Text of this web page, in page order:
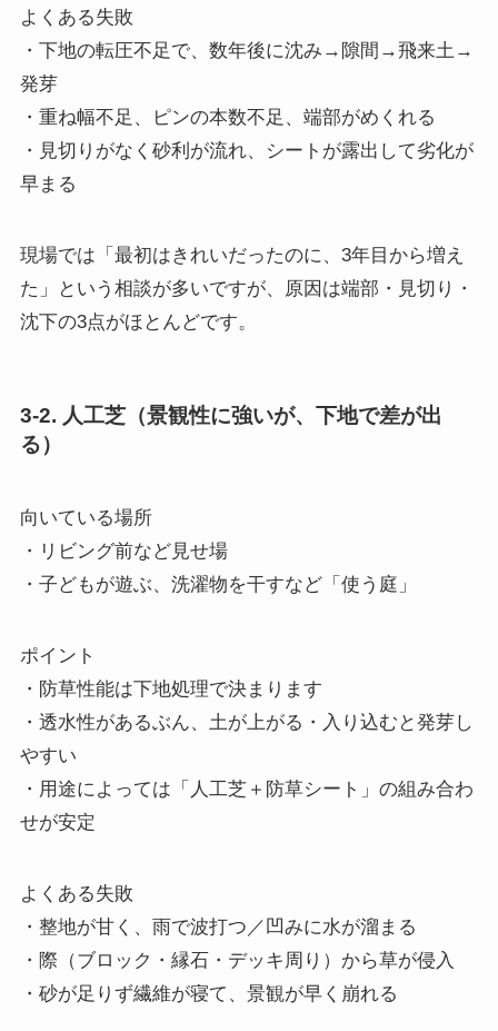
よくある失敗
・下地の転圧不足で、数年後に沈み→隙間→飛来土→
発芽
・重ね幅不足、ピンの本数不足、端部がめくれる
・見切りがなく砂利が流れ、シートが露出して劣化が
早まる
現場では「最初はきれいだったのに、3年目から増え
た」という相談が多いですが、原因は端部・見切り・
沈下の3点がほとんどです。
3-2. 人工芝（景観性に強いが、下地で差が出
る）
向いている場所
・リビング前など見せ場
・子どもが遊ぶ、洗濯物を干すなど「使う庭」
ポイント
・防草性能は下地処理で決まります
・透水性があるぶん、土が上がる・入り込むと発芽し
やすい
・用途によっては「人工芝＋防草シート」の組み合わ
せが安定
よくある失敗
・整地が甘く、雨で波打つ／凹みに水が溜まる
・際（ブロック・縁石・デッキ周り）から草が侵入
・砂が足りず繊維が寝て、景観が早く崩れる